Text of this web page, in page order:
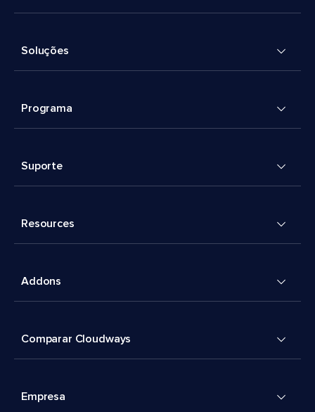
Soluções
Programa
Suporte
Resources
Addons
Comparar Cloudways
Empresa